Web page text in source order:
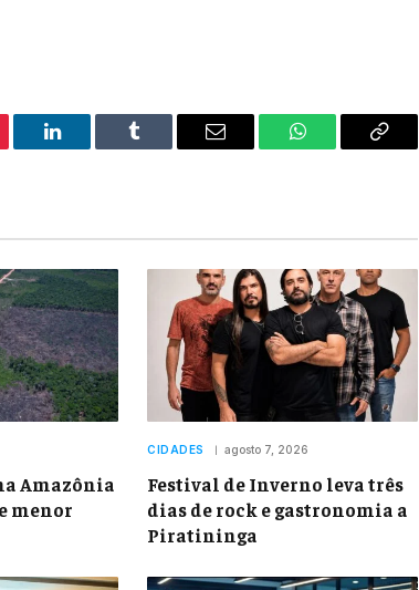
LinkedIn Tumblr Email WhatsAppCopy
Amazônia
menor
CIDADES agosto 7, 2026
Festival de Inverno leva três
dias de rock e gastronomia a
Piratininga